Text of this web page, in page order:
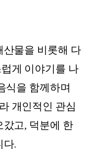
산물을 비롯해 다
게 이야기를 나
식을 함께하며
개인적인 관심
갔고, 덕분에 한
다.